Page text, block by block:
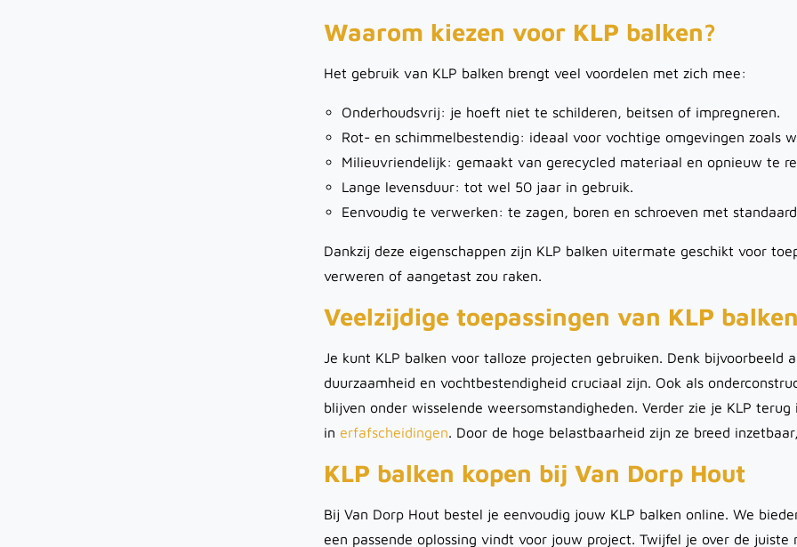
Waarom kiezen voor KLP balken?
Het gebruik van KLP balken brengt veel voordelen met zich mee:
Onderhoudsvrij: je hoeft niet te schilderen, beitsen of impregneren.
Rot- en schimmelbestendig: ideaal voor vochtige omgevingen zoals
Milieuvriendelijk: gemaakt van gerecycled materiaal en opnieuw te
Lange levensduur: tot wel 50 jaar in gebruik.
Eenvoudig te verwerken: te zagen, boren en schroeven met
Dankzij deze eigenschappen zijn KLP balken uitermate geschikt voor
verweren of aangetast zou raken.
Veelzijdige toepassingen van KLP
Je kunt KLP balken voor talloze projecten gebruiken. Denk bijvoorbeeld
duurzaamheid en vochtbestendigheid cruciaal zijn. Ook als
blijven onder wisselende weersomstandigheden. Verder zie je KLP
in erfafscheidingen. Door de hoge belastbaarheid zijn ze breed
KLP balken kopen bij Van Dorp Hout
Bij Van Dorp Hout bestel je eenvoudig jouw KLP balken online. We
een passende oplossing vindt voor jouw project. Twijfel je over de